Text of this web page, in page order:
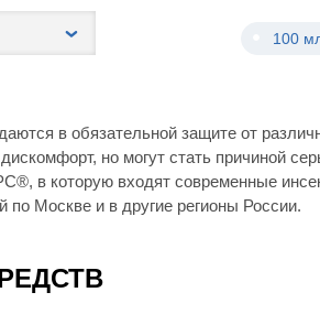
100
в обязательной защите от
но могут стать причиной
в которую входят современные
по Москве и в другие регионы России.